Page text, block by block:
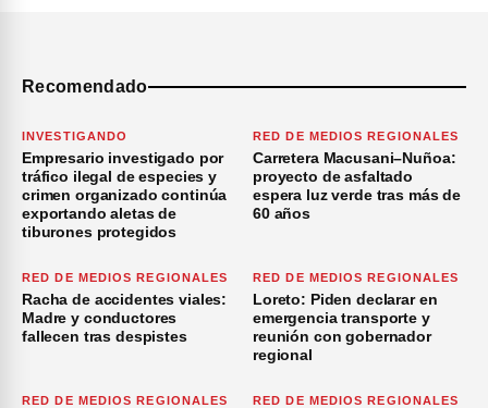
Recomendado
INVESTIGANDO
Empresario investigado por
tráfico ilegal de especies y
crimen organizado continúa
exportando aletas de
tiburones protegidos
RED DE MEDIOS REGIONALES
Carretera Macusani–Nuñoa:
proyecto de asfaltado
espera luz verde tras más de
60 años
RED DE MEDIOS REGIONALES
Racha de accidentes viales:
Madre y conductores
fallecen tras despistes
RED DE MEDIOS REGIONALES
Loreto: Piden declarar en
emergencia transporte y
reunión con gobernador
regional
RED DE MEDIOS REGIONALES RED DE MEDIOS REGIONALES